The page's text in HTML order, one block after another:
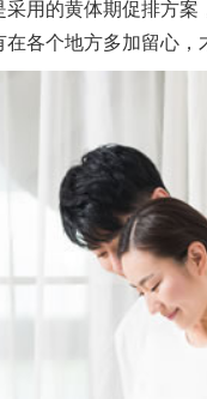
用的黄体期促排方
各个地方多加留心，